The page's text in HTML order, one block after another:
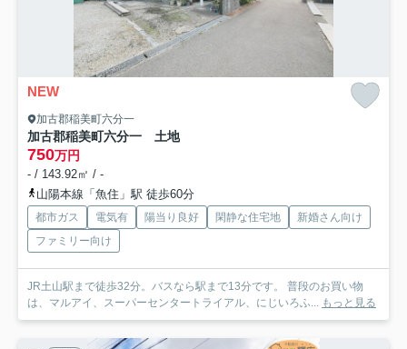
NEW
加古郡稲美町六分一
加古郡稲美町六分一 土地
750万円
- / 143.92㎡ / -
山陽本線「魚住」駅 徒歩60分
都市ガス 電気有 陽当り良好 閑静な住宅地
新婚さん向け
ファミリー向け
JR土山駅まで徒歩32分。バスなら駅まで13分です。 普段のお買い物
は、マルアイ、スーパーセンタートライアル、にじいろふ...
もっと見る